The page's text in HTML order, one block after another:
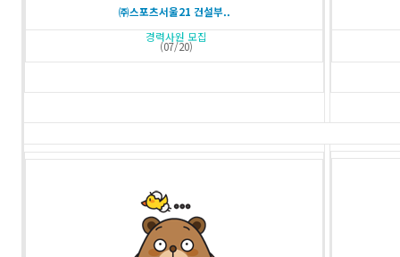
㈜스포츠서울21 건설부..
경력사원 모집
(07/20)